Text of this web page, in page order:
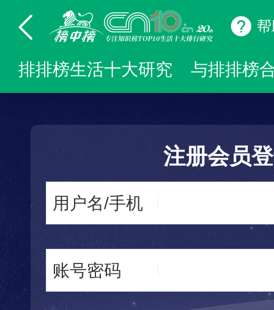
排排榜生活十大研究 与排排榜
注册会员
用户名/手机
账号密码